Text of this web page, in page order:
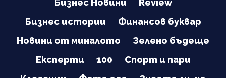
Бизнес Новини
Review
Бизнес истории
Финансов буквар
Новини от миналото
Зелено бъдеще
Експерти
100
Спорт и пари